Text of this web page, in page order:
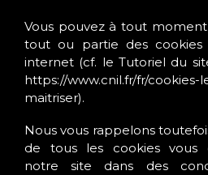
Vous pouvez à tout
tout ou partie des cookies
internet (cf. le Tutoriel du
https://www.cnil.fr/fr/cookies-
maitriser).
Nous vous rappelons
de tous les cookies vous
notre site dans des